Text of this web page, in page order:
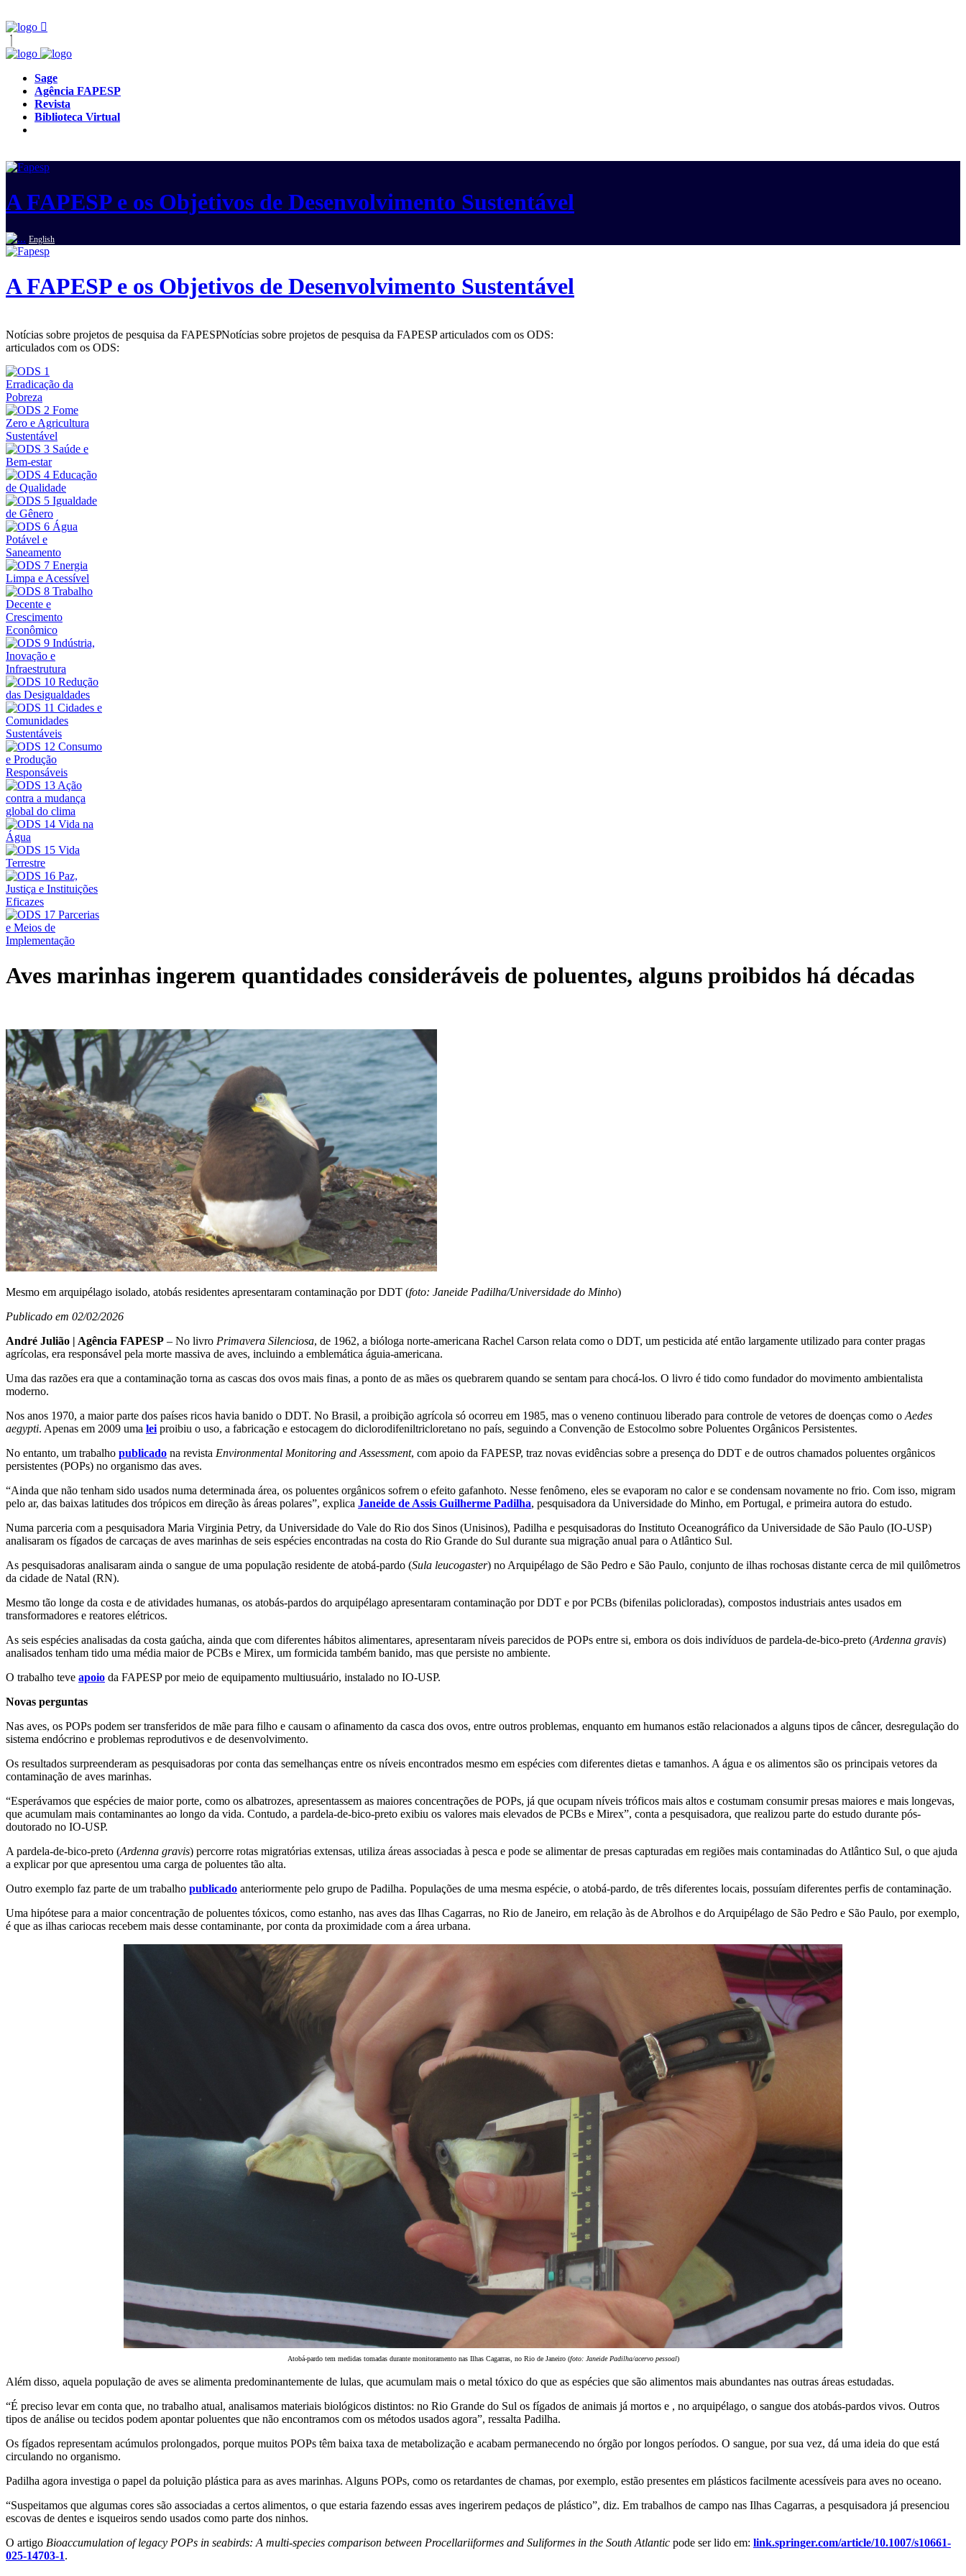
Sage
Agência FAPESP
Revista
Biblioteca Virtual
A FAPESP e os Objetivos de Desenvolvimento Sustentável
English
A FAPESP e os Objetivos de Desenvolvimento Sustentável
Notícias sobre projetos de pesquisa da FAPESP
articulados com os ODS:
Notícias sobre projetos de pesquisa da FAPESP articulados com os ODS:
Aves marinhas ingerem quantidades consideráveis de poluentes, alguns proibidos há décadas
Mesmo em arquipélago isolado, atobás residentes apresentaram contaminação por DDT (foto: Janeide Padilha/Universidade do Minho)
Publicado em 02/02/2026
André Julião | Agência FAPESP – No livro Primavera Silenciosa, de 1962, a bióloga norte-americana Rachel Carson relata como o DDT, um pesticida até então largamente utilizado para conter pragas
agrícolas, era responsável pela morte massiva de aves, incluindo a emblemática águia-americana.
Uma das razões era que a contaminação torna as cascas dos ovos mais finas, a ponto de as mães os quebrarem quando se sentam para chocá-los. O livro é tido como fundador do movimento ambientalista
moderno.
Nos anos 1970, a maior parte dos países ricos havia banido o DDT. No Brasil, a proibição agrícola só ocorreu em 1985, mas o veneno continuou liberado para controle de vetores de doenças como o Aedes
aegypti. Apenas em 2009 uma lei proibiu o uso, a fabricação e estocagem do diclorodifeniltricloretano no país, seguindo a Convenção de Estocolmo sobre Poluentes Orgânicos Persistentes.
No entanto, um trabalho publicado na revista Environmental Monitoring and Assessment, com apoio da FAPESP, traz novas evidências sobre a presença do DDT e de outros chamados poluentes orgânicos
persistentes (POPs) no organismo das aves.
“Ainda que não tenham sido usados numa determinada área, os poluentes orgânicos sofrem o efeito gafanhoto. Nesse fenômeno, eles se evaporam no calor e se condensam novamente no frio. Com isso, migram
pelo ar, das baixas latitudes dos trópicos em direção às áreas polares”, explica Janeide de Assis Guilherme Padilha, pesquisadora da Universidade do Minho, em Portugal, e primeira autora do estudo.
Numa parceria com a pesquisadora Maria Virginia Petry, da Universidade do Vale do Rio dos Sinos (Unisinos), Padilha e pesquisadoras do Instituto Oceanográfico da Universidade de São Paulo (IO-USP)
analisaram os fígados de carcaças de aves marinhas de seis espécies encontradas na costa do Rio Grande do Sul durante sua migração anual para o Atlântico Sul.
As pesquisadoras analisaram ainda o sangue de uma população residente de atobá-pardo (Sula leucogaster) no Arquipélago de São Pedro e São Paulo, conjunto de ilhas rochosas distante cerca de mil quilômetros
da cidade de Natal (RN).
Mesmo tão longe da costa e de atividades humanas, os atobás-pardos do arquipélago apresentaram contaminação por DDT e por PCBs (bifenilas policloradas), compostos industriais antes usados em
transformadores e reatores elétricos.
As seis espécies analisadas da costa gaúcha, ainda que com diferentes hábitos alimentares, apresentaram níveis parecidos de POPs entre si, embora os dois indivíduos de pardela-de-bico-preto (Ardenna gravis)
analisados tenham tido uma média maior de PCBs e Mirex, um formicida também banido, mas que persiste no ambiente.
O trabalho teve apoio da FAPESP por meio de equipamento multiusuário, instalado no IO-USP.
Novas perguntas
Nas aves, os POPs podem ser transferidos de mãe para filho e causam o afinamento da casca dos ovos, entre outros problemas, enquanto em humanos estão relacionados a alguns tipos de câncer, desregulação do
sistema endócrino e problemas reprodutivos e de desenvolvimento.
Os resultados surpreenderam as pesquisadoras por conta das semelhanças entre os níveis encontrados mesmo em espécies com diferentes dietas e tamanhos. A água e os alimentos são os principais vetores da
contaminação de aves marinhas.
“Esperávamos que espécies de maior porte, como os albatrozes, apresentassem as maiores concentrações de POPs, já que ocupam níveis tróficos mais altos e costumam consumir presas maiores e mais longevas,
que acumulam mais contaminantes ao longo da vida. Contudo, a pardela-de-bico-preto exibiu os valores mais elevados de PCBs e Mirex”, conta a pesquisadora, que realizou parte do estudo durante pós-
doutorado no IO-USP.
A pardela-de-bico-preto (Ardenna gravis) percorre rotas migratórias extensas, utiliza áreas associadas à pesca e pode se alimentar de presas capturadas em regiões mais contaminadas do Atlântico Sul, o que ajuda
a explicar por que apresentou uma carga de poluentes tão alta.
Outro exemplo faz parte de um trabalho publicado anteriormente pelo grupo de Padilha. Populações de uma mesma espécie, o atobá-pardo, de três diferentes locais, possuíam diferentes perfis de contaminação.
Uma hipótese para a maior concentração de poluentes tóxicos, como estanho, nas aves das Ilhas Cagarras, no Rio de Janeiro, em relação às de Abrolhos e do Arquipélago de São Pedro e São Paulo, por exemplo,
é que as ilhas cariocas recebem mais desse contaminante, por conta da proximidade com a área urbana.
Atobá-pardo tem medidas tomadas durante monitoramento nas Ilhas Cagarras, no Rio de Janeiro (foto: Janeide Padilha/acervo pessoal)
Além disso, aquela população de aves se alimenta predominantemente de lulas, que acumulam mais o metal tóxico do que as espécies que são alimentos mais abundantes nas outras áreas estudadas.
“É preciso levar em conta que, no trabalho atual, analisamos materiais biológicos distintos: no Rio Grande do Sul os fígados de animais já mortos e , no arquipélago, o sangue dos atobás-pardos vivos. Outros
tipos de análise ou tecidos podem apontar poluentes que não encontramos com os métodos usados agora”, ressalta Padilha.
Os fígados representam acúmulos prolongados, porque muitos POPs têm baixa taxa de metabolização e acabam permanecendo no órgão por longos períodos. O sangue, por sua vez, dá uma ideia do que está
circulando no organismo.
Padilha agora investiga o papel da poluição plástica para as aves marinhas. Alguns POPs, como os retardantes de chamas, por exemplo, estão presentes em plásticos facilmente acessíveis para aves no oceano.
“Suspeitamos que algumas cores são associadas a certos alimentos, o que estaria fazendo essas aves ingerirem pedaços de plástico”, diz. Em trabalhos de campo nas Ilhas Cagarras, a pesquisadora já presenciou
escovas de dentes e isqueiros sendo usados como parte dos ninhos.
O artigo Bioaccumulation of legacy POPs in seabirds: A multi-species comparison between Procellariiformes and Suliformes in the South Atlantic pode ser lido em: link.springer.com/article/10.1007/s10661-
025-14703-1.